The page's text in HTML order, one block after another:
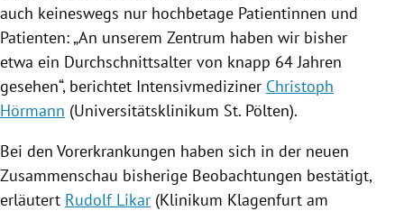
auch keineswegs nur hochbetage Patientinnen und
Patienten: „An unserem Zentrum haben wir bisher
etwa ein Durchschnittsalter von knapp 64 Jahren
gesehen“, berichtet Intensivmediziner Christoph
Hörmann (Universitätsklinikum St. Pölten).
Bei den Vorerkrankungen haben sich in der neuen
Zusammenschau bisherige Beobachtungen bestätigt,
erläutert Rudolf Likar (Klinikum Klagenfurt am